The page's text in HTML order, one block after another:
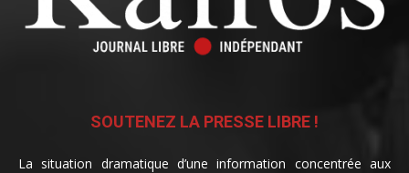
SOUTENEZ LA PRESSE LIBRE !
La situation dramatique d’une information concentrée aux